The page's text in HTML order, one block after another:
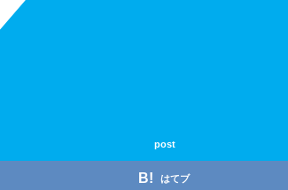
post
はてブ